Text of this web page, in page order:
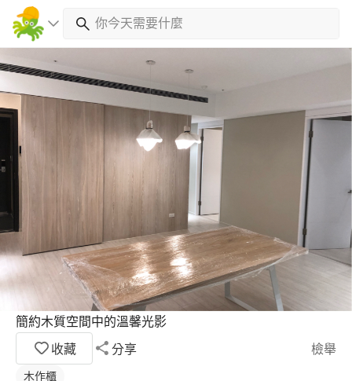
簡約木質空間中的溫馨光影
收藏
分享 檢舉
木作櫃